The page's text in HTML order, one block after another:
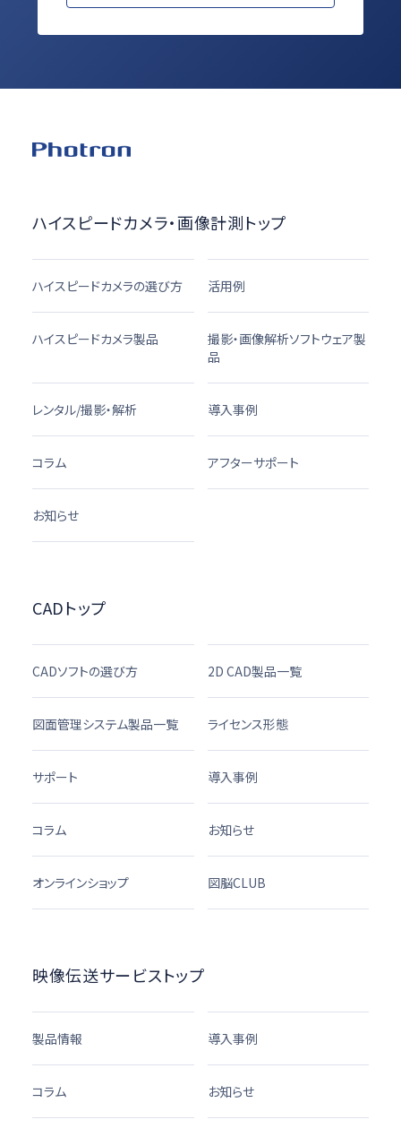
ハイスピードカメラ・画像計測トップ
ハイスピードカメラの選び方 活用例
ハイスピードカメラ製品
撮影・画像解析ソフトウェア製
品
レンタル/撮影・解析 導入事例
コラム アフターサポート
お知らせ
CADトップ
CADソフトの選び方 2D CAD製品一覧
図面管理システム製品一覧 ライセンス形態
サポート 導入事例
コラム お知らせ
オンラインショップ 図脳CLUB
映像伝送サービストップ
製品情報 導入事例
コラム お知らせ